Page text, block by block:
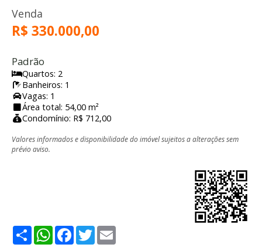
Venda
R$ 330.000,00
Padrão
Quartos: 2
Banheiros: 1
Vagas: 1
Área total: 54,00 m²
Condomínio: R$ 712,00
Valores informados e disponibilidade do imóvel sujeitos a alterações sem
prévio aviso.
ShareWhatsApp
Facebook
Twitter